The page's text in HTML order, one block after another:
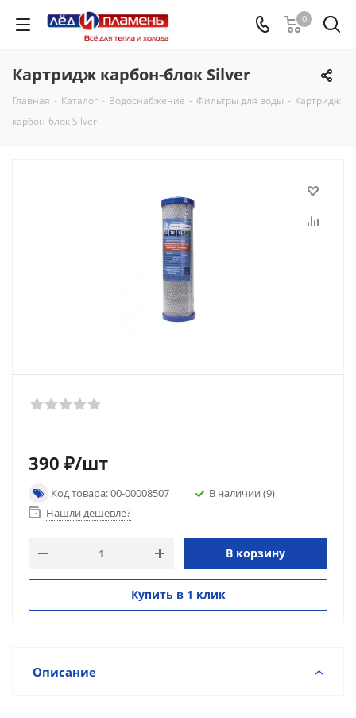
0
Картридж карбон-блок Silver
Главная - Каталог - Водоснабжение - Фильтры для воды - Картридж
карбон-блок Silver
390 ₽/шт
Код товара: 00-00008507 В наличии (9)
Нашли дешевле?
В корзину
Купить в 1 клик
Описание